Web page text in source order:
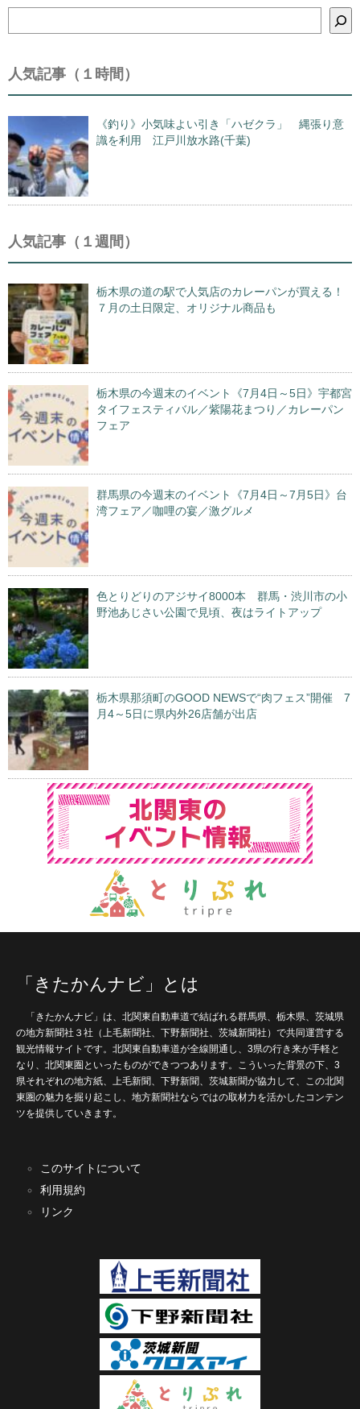
索
人気記事（１時間）
《釣り》小気味よい引き「ハゼクラ」 縄張り意
識を利用 江戸川放水路(千葉)
人気記事（１週間）
栃木県の道の駅で人気店のカレーパンが買える！
７月の土日限定、オリジナル商品も
栃木県の今週末のイベント《7月4日～5日》宇都宮
タイフェスティバル／紫陽花まつり／カレーパン
フェア
群馬県の今週末のイベント《7月4日～7月5日》台
湾フェア／咖哩の宴／激グルメ
色とりどりのアジサイ8000本 群馬・渋川市の小
野池あじさい公園で見頃、夜はライトアップ
栃木県那須町のGOOD NEWSで“肉フェス”開催 7
月4～5日に県内外26店舗が出店
「きたかんナビ」とは
「きたかんナビ」は、北関東自動車道で結ばれる群馬県、栃木県、茨城県
の地方新聞社３社（上毛新聞社、下野新聞社、茨城新聞社）で共同運営する
観光情報サイトです。北関東自動車道が全線開通し、3県の行き来が手軽と
なり、北関東圏といったものができつつあります。こういった背景の下、3
県それぞれの地方紙、上毛新聞、下野新聞、茨城新聞が協力して、この北関
東圏の魅力を掘り起こし、地方新聞社ならではの取材力を活かしたコンテン
ツを提供していきます。
このサイトについて
利用規約
リンク